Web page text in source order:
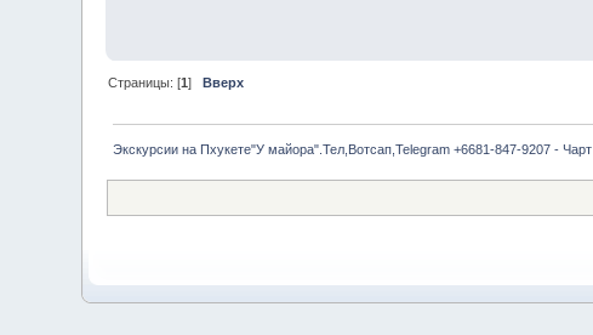
Страницы: [1]Вверх
Экскурсии на Пхукете"У майора".Тел,Вотсап,Telegram +6681-847-9207 - Чарт